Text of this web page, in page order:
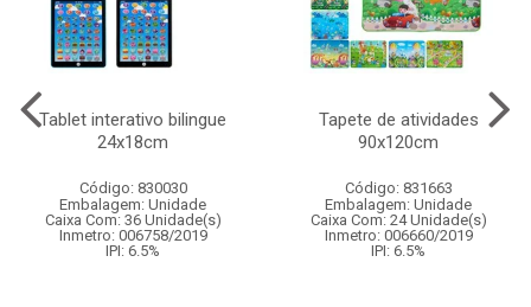
Tablet interativo bilingue
24x18cm
Código: 830030
Embalagem: Unidade
Caixa Com: 36 Unidade(s)
Inmetro: 006758/2019
IPI: 6.5%
Tapete de atividades
90x120cm
Código: 831663
Embalagem: Unidade
Caixa Com: 24 Unidade(s)
Inmetro: 006660/2019
IPI: 6.5%